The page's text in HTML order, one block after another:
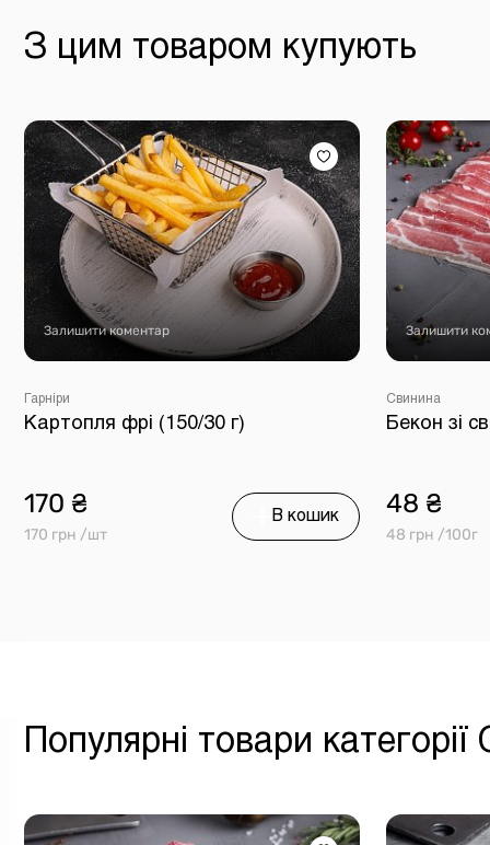
З цим товаром купують
Залишити коментар
Гарніри
Картопля фрі (150/30 г)
170 ₴
170 грн /шт
В кошик
Залишити
Свинина
Бекон зі
48 ₴
48 грн /100г
Популярні товари категорії